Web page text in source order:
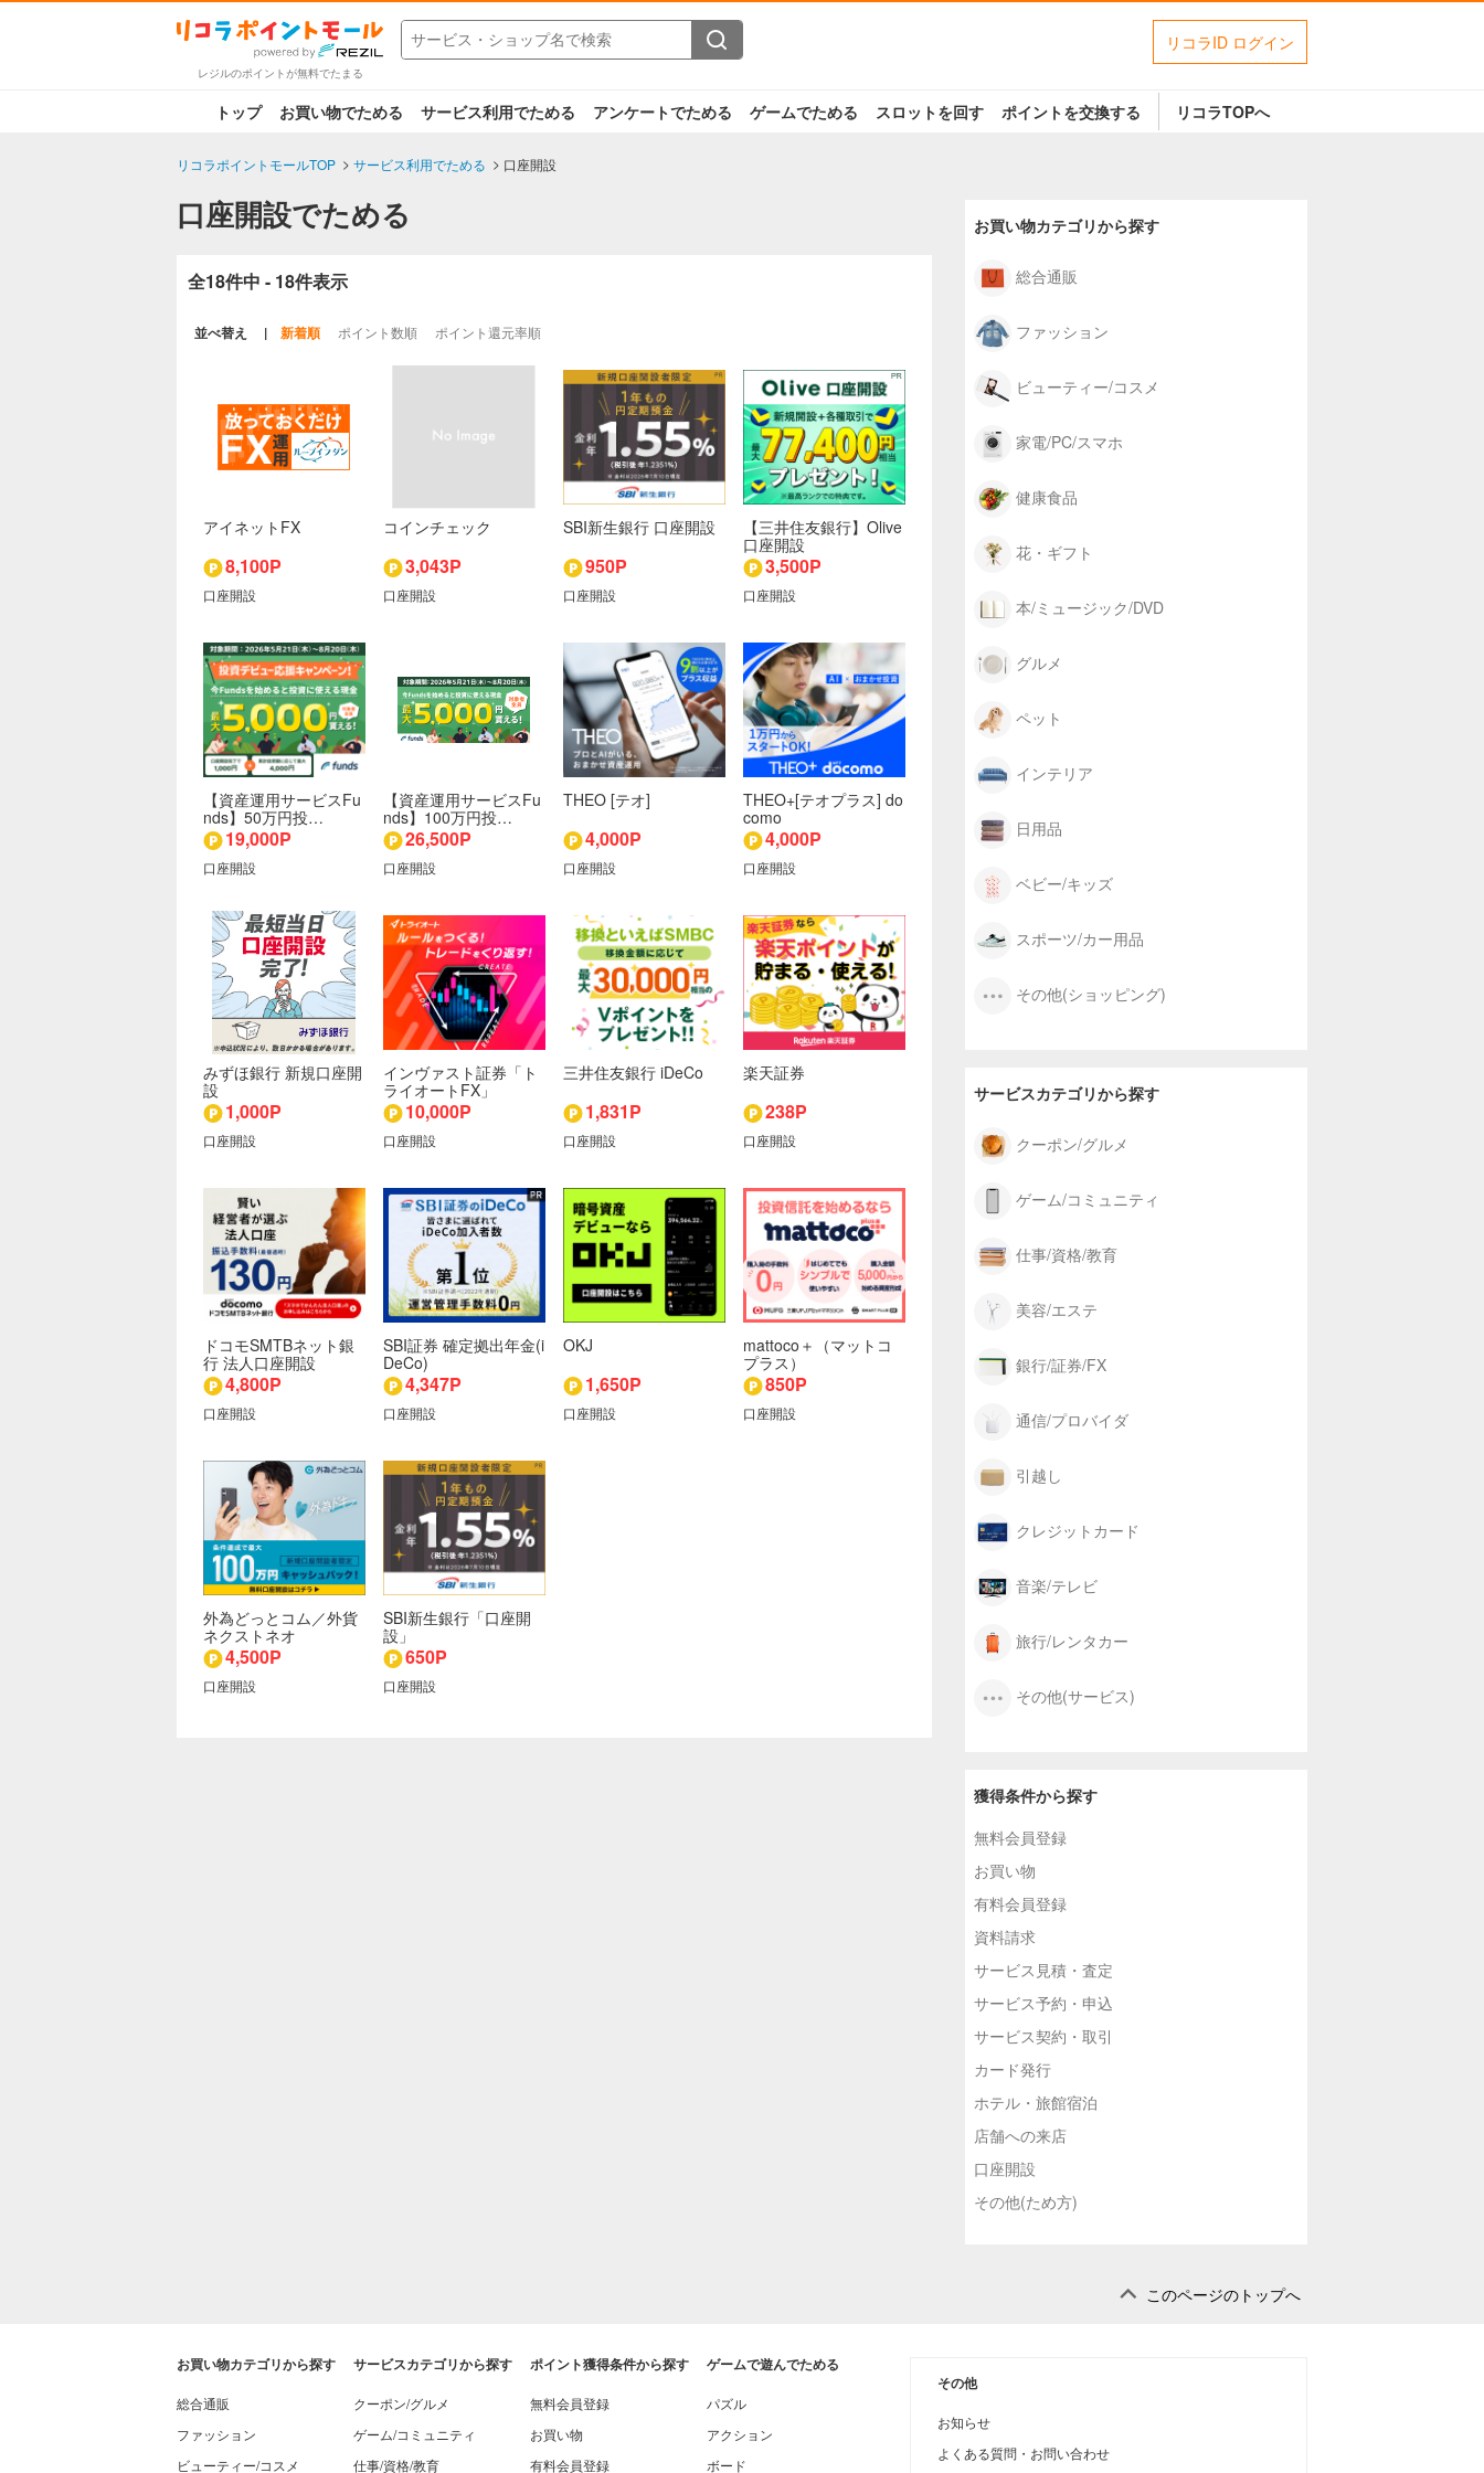
レジルのポイントが無料でたまる
リコラID ログイン
トップ お買い物でためる サービス利用でためる アンケートでためる ゲームでためる スロットを回す ポイントを交換する リコラTOPへ
リコラポイントモールTOP サービス利用でためる 口座開設
口座開設でためる
全18件中 - 18件表示
並べ替え 新着順 ポイント数順 ポイント還元率順
アイネットFX
8,100P
口座開設
コインチェック
3,043P
口座開設
SBI新生銀行 口座開設
950P
口座開設
【三井住友銀行】Olive
口座開設
3,500P
口座開設
【資産運用サービスFu
nds】50万円投…
19,000P
口座開設
【資産運用サービスFu
nds】100万円投…
26,500P
口座開設
THEO [テオ]
4,000P
口座開設
THEO+[テオプラス] do
como
4,000P
口座開設
みずほ銀行 新規口座開
設
1,000P
口座開設
インヴァスト証券「ト
ライオートFX」
10,000P
口座開設
三井住友銀行 iDeCo
1,831P
口座開設
楽天証券
238P
口座開設
ドコモSMTBネット銀
行 法人口座開設
4,800P
口座開設
SBI証券 確定拠出年金(i
DeCo)
4,347P
口座開設
OKJ
1,650P
口座開設
mattoco＋（マットコ
プラス）
850P
口座開設
外為どっとコム／外貨
ネクストネオ
4,500P
口座開設
SBI新生銀行「口座開
設」
650P
口座開設
お買い物カテゴリから探す
総合通販
ファッション
ビューティー/コスメ
家電/PC/スマホ
健康食品
花・ギフト
本/ミュージック/DVD
グルメ
ペット
インテリア
日用品
ベビー/キッズ
スポーツ/カー用品
その他(ショッピング)
サービスカテゴリから探す
クーポン/グルメ
ゲーム/コミュニティ
仕事/資格/教育
美容/エステ
銀行/証券/FX
通信/プロバイダ
引越し
クレジットカード
音楽/テレビ
旅行/レンタカー
その他(サービス)
獲得条件から探す
無料会員登録
お買い物
有料会員登録
資料請求
サービス見積・査定
サービス予約・申込
サービス契約・取引
カード発行
ホテル・旅館宿泊
店舗への来店
口座開設
その他(ため方)
このページのトップへ
お買い物カテゴリから探す
総合通販
ファッション
ビューティー/コスメ
サービスカテゴリから探す
クーポン/グルメ
ゲーム/コミュニティ
仕事/資格/教育
ポイント獲得条件から探す
無料会員登録
お買い物
有料会員登録
ゲームで遊んでためる
パズル
アクション
ボード
その他
お知らせ
よくある質問・お問い合わせ